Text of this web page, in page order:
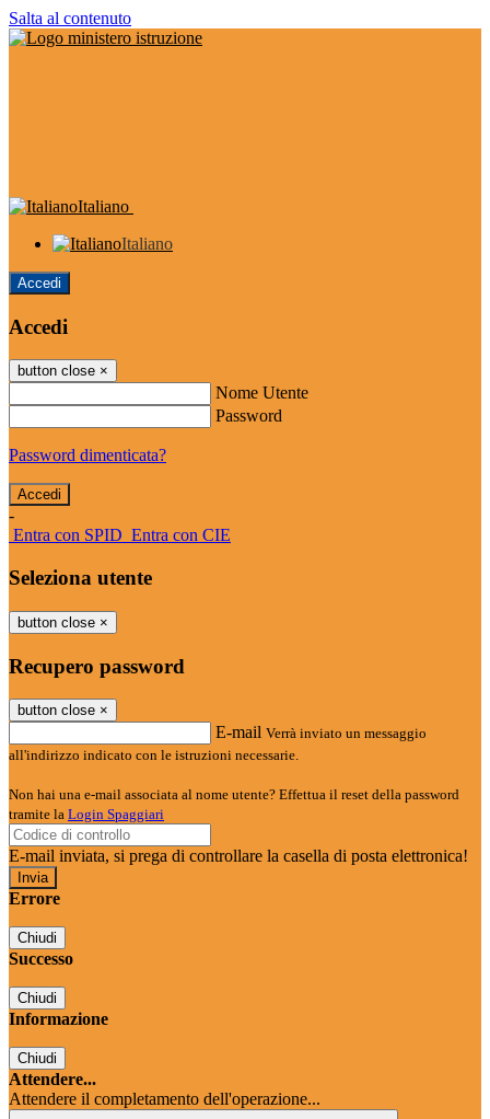
Salta al contenuto
Italiano
Italiano
Accedi
Accedi
button close ×
Nome Utente
Password
Password dimenticata?
-
Entra con SPID Entra con CIE
Seleziona utente
button close ×
Recupero password
button close ×
E-mail Verrà inviato un messaggio
all'indirizzo indicato con le istruzioni necessarie.
Non hai una e-mail associata al nome utente? Effettua il reset della password
tramite la Login Spaggiari
E-mail inviata, si prega di controllare la casella di posta elettronica!
Errore
Chiudi
Successo
Chiudi
Informazione
Chiudi
Attendere...
Attendere il completamento dell'operazione...